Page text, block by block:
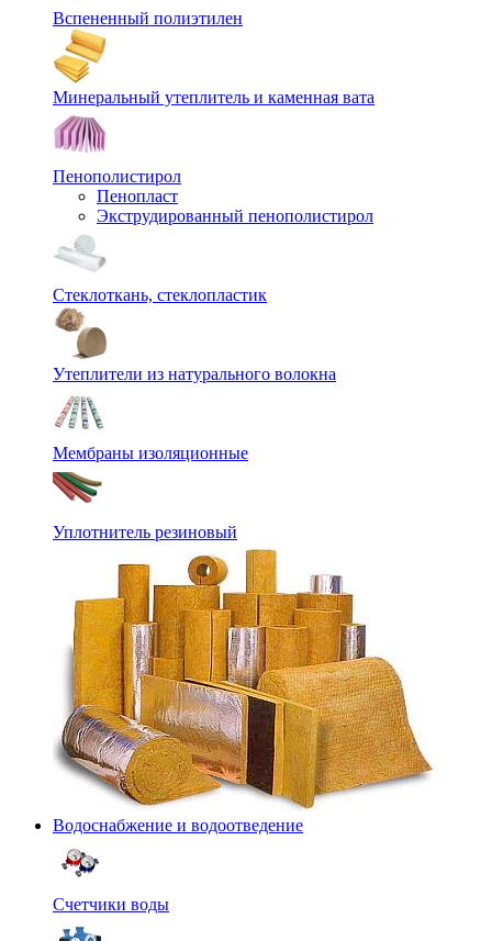
Вспененный полиэтилен
Минеральный утеплитель и каменная вата
Пенополистирол
Пенопласт
Экструдированный пенополистирол
Стеклоткань, стеклопластик
Утеплители из натурального волокна
Мембраны изоляционные
Уплотнитель резиновый
Водоснабжение и водоотведение
Счетчики воды